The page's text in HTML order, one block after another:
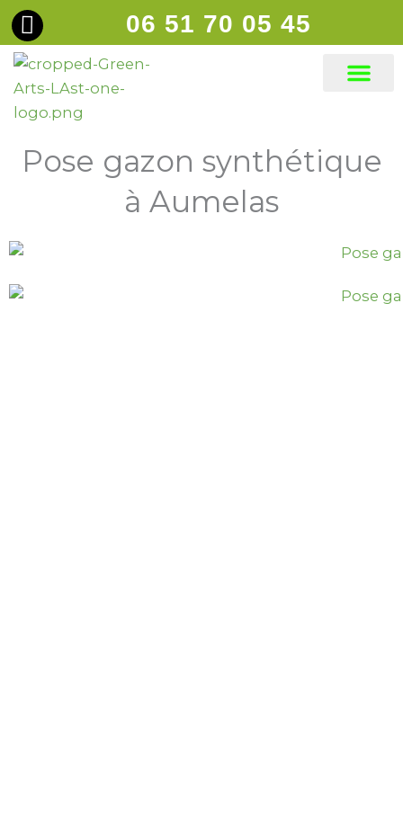
principal
Aller
au
contenu
06 51 70 05 45
Pose gazon synthétique
à Aumelas